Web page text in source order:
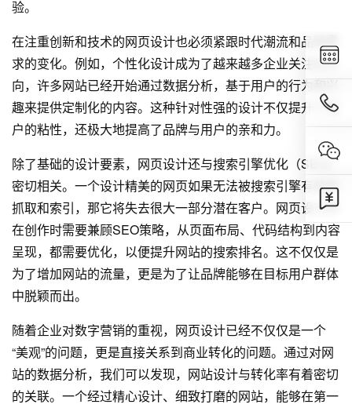
验。
在注重创新和技术的网页设计也必须紧跟时代潮流和品牌需
求的变化。例如，个性化设计成为了越来越多企业关注的方
向，许多网站已经开始通过数据分析，基于用户的行为和兴
趣来提供定制化的内容。这种针对性强的设计不仅提升了用
户的粘性，还极大地提高了品牌与用户的亲和力。
除了基础的设计要素，网页设计还与搜索引擎优化（SEO）
密切相关。一个设计精美的网页如果无法被搜索引擎有效地
抓取和索引，那它将失去很大一部分潜在客户。网页设计师
在创作时需要兼顾SEO策略，从页面布局、代码结构到内容
呈现，都需要优化，以便提升网站的搜索排名。这不仅仅是
为了增加网站的流量，更是为了让品牌能够在目标用户群体
中脱颖而出。
随着企业对数字营销的重视，网页设计已经不仅仅是一个
“美观”的问题，更是直接关系到商业转化的问题。通过对网
站的数据分析，我们可以发现，网站设计与转化率有着密切
的关联。一个经过精心设计、细致打磨的网站，能够在第一